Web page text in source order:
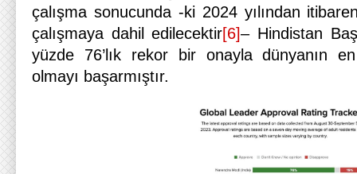
çalışma sonucunda -ki 2024 yılından
çalışmaya dahil edilecektir[6]– Hindistan
yüzde 76’lık rekor bir onayla dünyanın
olmayı başarmıştır.